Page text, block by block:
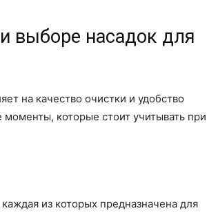
выборе насадок для
на качество очистки и удобство
которые стоит учитывать при
из которых предназначена для